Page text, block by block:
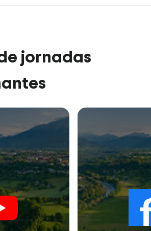
jornadas